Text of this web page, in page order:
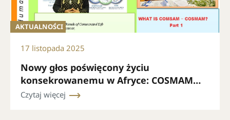
AKTUALNOŚCI
17 listopada 2025
Nowy głos poświęcony życiu
konsekrowanemu w Afryce: COSMAM
prezentuje swój biuletyn miesięczny
Czytaj więcej